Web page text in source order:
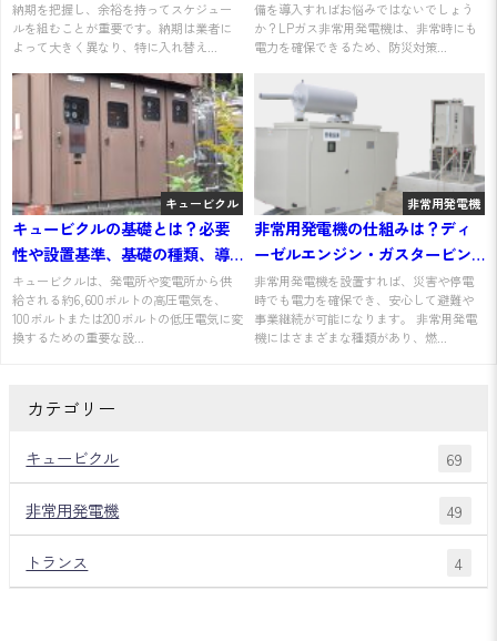
納期を把握し、余裕を持ってスケジュー
ルを組むことが重要です。納期は業者に
よって大きく異なり、特に入れ替え...
備を導入すればお悩みではないでしょう
か？LPガス非常用発電機は、非常時にも
電力を確保できるため、防災対策...
キュービクル
キュービクルの基礎とは？必要
性や設置基準、基礎の種類、導
入ステップを解説
キュービクルは、発電所や変電所から供
給される約6,600ボルトの高圧電気を、
100ボルトまたは200ボルトの低圧電気に変
換するための重要な設...
非常用発電機
非常用発電機の仕組みは？ディ
ーゼルエンジン・ガスタービン
別に解説
非常用発電機を設置すれば、災害や停電
時でも電力を確保でき、安心して避難や
事業継続が可能になります。 非常用発電
機にはさまざまな種類があり、燃...
カテゴリー
キュービクル 69
非常用発電機 49
トランス 4